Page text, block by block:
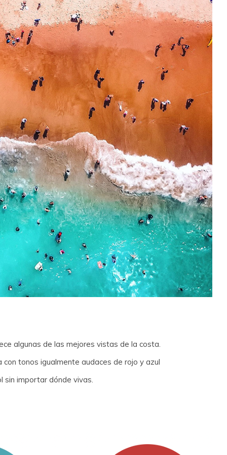
algunas de las mejores vistas de la costa.
tonos igualmente audaces de rojo y azul
sin importar dónde vivas.